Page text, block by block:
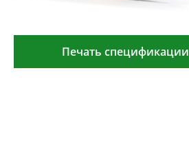
Печать спецификации